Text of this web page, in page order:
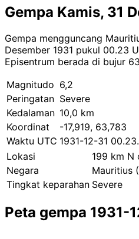
Gempa Kamis, 31
Gempa mengguncang
Desember 1931 pukul 00.23
Episentrum berada di bujur
Magnitudo 6,2
Peringatan Severe
Kedalaman 10,0 km
Koordinat
-17,919, 63,783
Waktu UTC 1931-12-31
Lokasi
199 km N
Negara
Mauritius
Tingkat keparahan Severe
Peta gempa 1931-